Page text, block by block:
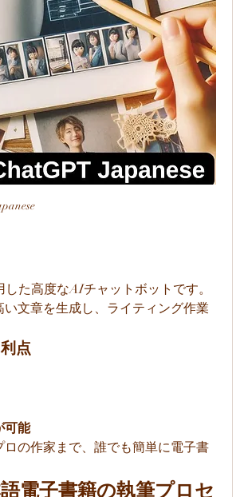
た高度なAIチャットボットです。
文章を生成し、ライティング作業
点
可能
の作家まで、誰でも簡単に電子書
電子書籍の執筆プロセ